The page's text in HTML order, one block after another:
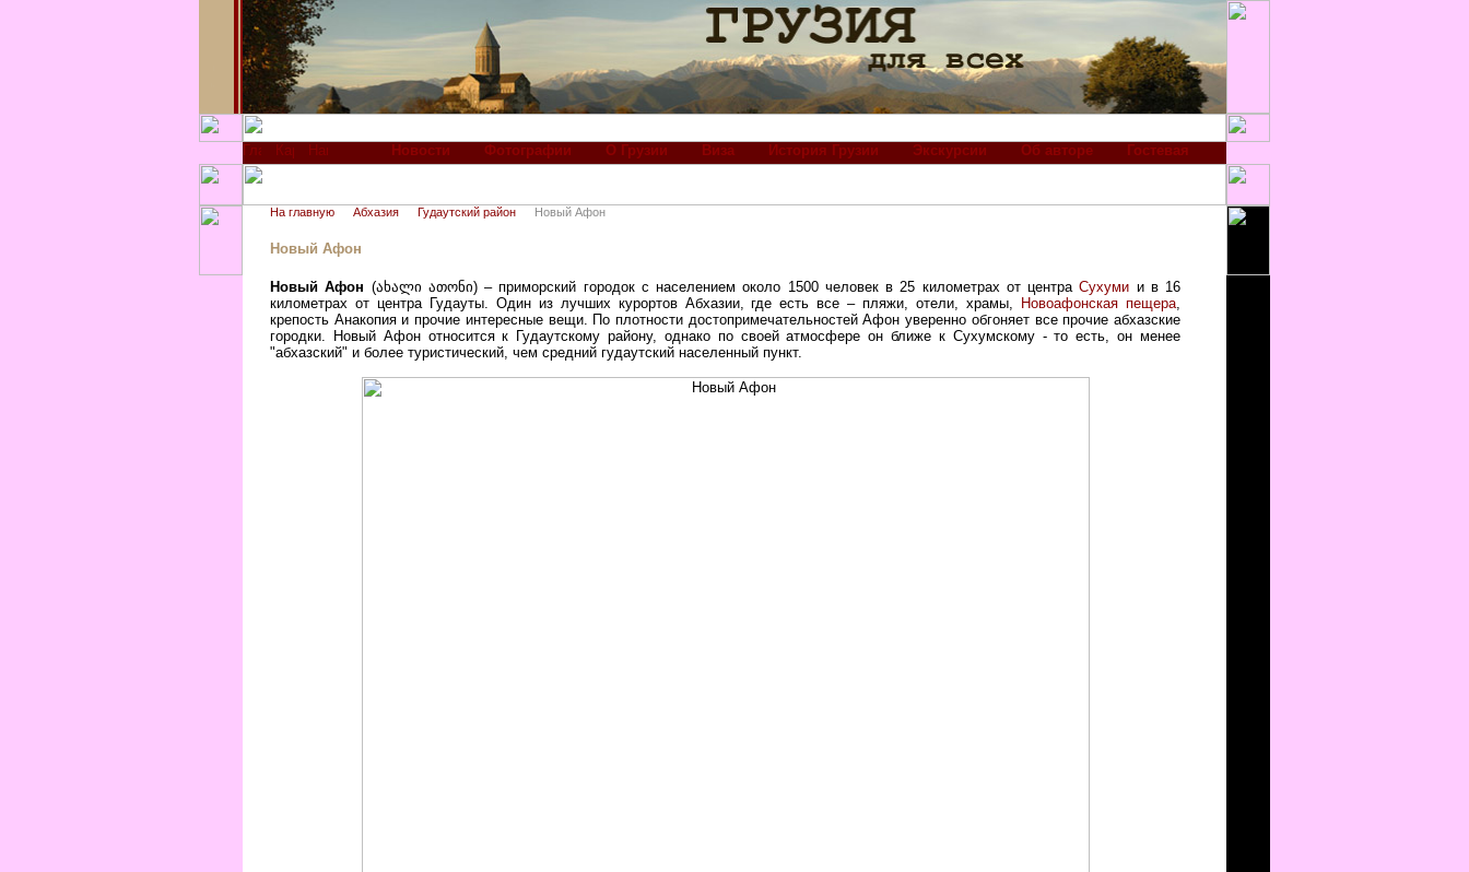
Новости Фотографии О Грузии Виза История Грузии Экскурсии Об авторе Гостевая
На главную Абхазия Гудаутский район Новый Афон
Новый Афон
Новый Афон (ახალი ათონი) – приморский городок с населением около 1500 человек в 25 километрах от центраСухуми и в 16
километрах от центра Гудауты. Один из лучших курортов Абхазии, где есть все – пляжи, отели, храмы,
Новоафонская пещера,
крепость Анакопия и прочие интересные вещи. По плотности достопримечательностей Афон уверенно обгоняет все прочие абхазские
городки. Новый Афон относится к Гудаутскому району, однако по своей атмосфере он ближе к Сухумскому - то есть, он менее
"абхазский" и более туристический, чем средний гудаутский населенный пункт.